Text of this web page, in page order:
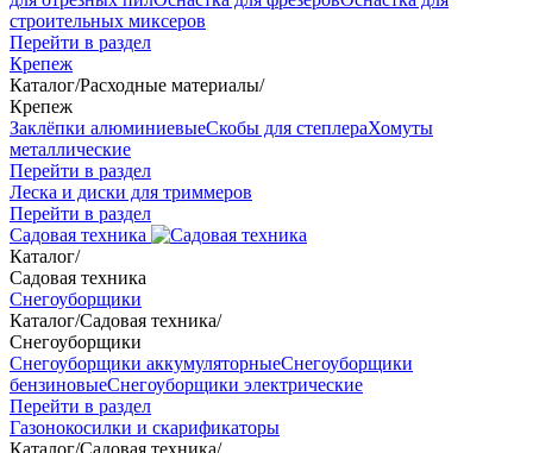
строительных миксеров
Перейти в раздел
Крепеж
Каталог/Расходные материалы/
Крепеж
Заклёпки алюминиевыеСкобы для степлераХомуты
металлические
Перейти в раздел
Леска и диски для триммеров
Перейти в раздел
Садовая техника
Каталог/
Садовая техника
Снегоуборщики
Каталог/Садовая техника/
Снегоуборщики
Снегоуборщики аккумуляторныеСнегоуборщики
бензиновыеСнегоуборщики электрические
Перейти в раздел
Газонокосилки и скарификаторы
Каталог/Садовая техника/